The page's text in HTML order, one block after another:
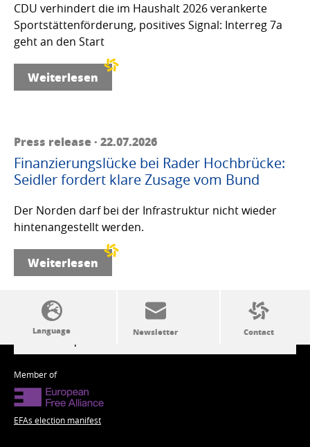
CDU verhindert die im Haushalt 2026 verankerte
Sportstättenförderung, positives Signal: Interreg 7a
geht an den Start
Weiterlesen
Press release · 22.07.2026
Finanzierungslücke bei Rader Hochbrücke:
Seidler fordert klare Zusage vom Bund
Der Norden darf bei der Infrastruktur nicht wieder
hintenangestellt werden.
Weiterlesen
SSW politics from A to Z
Member of
EFAs election manifest